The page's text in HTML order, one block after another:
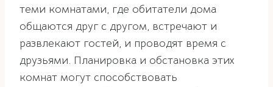
теми комнатами, где обитатели дома
общаются друг с другом, встречают и
развлекают гостей, и проводят время с
друзьями. Планировка и обстановка этих
комнат могут способствовать